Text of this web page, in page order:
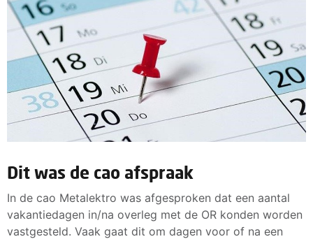
Dit was de cao afspraak
In de cao Metalektro was afgesproken dat een aantal
vakantiedagen in/na overleg met de OR konden worden
vastgesteld. Vaak gaat dit om dagen voor of na een